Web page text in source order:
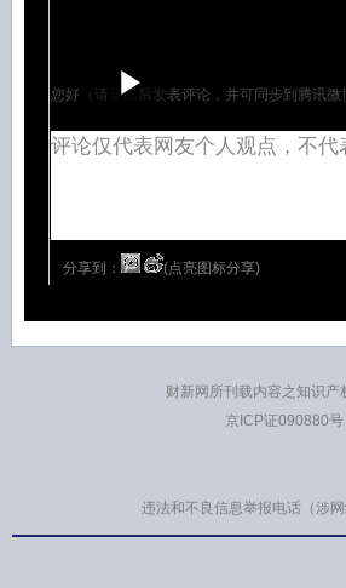
您好（请 登陆 后发表评论，并可同步到腾讯微
分享到： (点亮图标分享)
财新网所刊载内容之知识
京ICP证090880号
违法和不良信息举报电话（涉